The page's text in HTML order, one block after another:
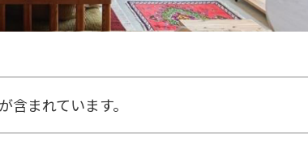
含まれています。